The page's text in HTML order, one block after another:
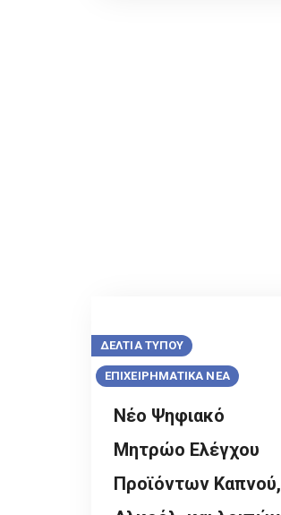
ΔΕΛΤΙΑ ΤΥΠΟΥ
ΕΠΙΧΕΙΡΗΜΑΤΙΚΑ ΝΕΑ
Νέο Ψηφιακό
Μητρώο Ελέγχου
Προϊόντων Καπνού,